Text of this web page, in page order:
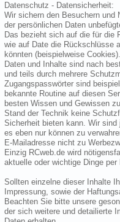
Datenschutz - Datensicherheit:
Wir sichern den Besuchern und
der persönlichen Daten
Das bezieht sich auf die für die
wie auf Date die Rückschlüsse
könnten (beispielweise
Daten und Inhalte sind nach
und teils durch mehrere
Zugangspasswörter sind
bekannte Routine auf diesen
besten Wissen und Gewissen
Stand der Technik keine
Sicherheit bieten kann. Wir
es eben nur können zu
E-Mailadresse nicht zu
Einzig RCweb.de wird
aktuelle oder wichtige Dinge per
Sollten einzelne dieser Inhalte
Impressung, sowie der
Beachten Sie bitte unsere
der sich weitere und detailierte